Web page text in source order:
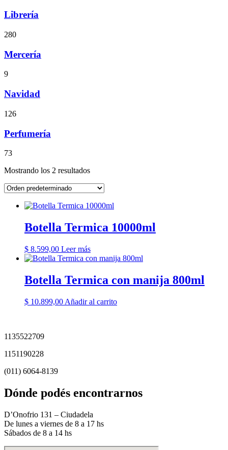
Librería
280
Mercería
9
Navidad
126
Perfumería
73
Mostrando los 2 resultados
Botella Termica 10000ml
$ 8.599,00 Leer más
Botella Termica con manija 800ml
$ 10.899,00 Añadir al carrito
1135522709
1151190228
(011) 6064-8139
Dónde podés encontrarnos
D’Onofrio 131 – Ciudadela
De lunes a viernes de 8 a 17 hs
Sábados de 8 a 14 hs